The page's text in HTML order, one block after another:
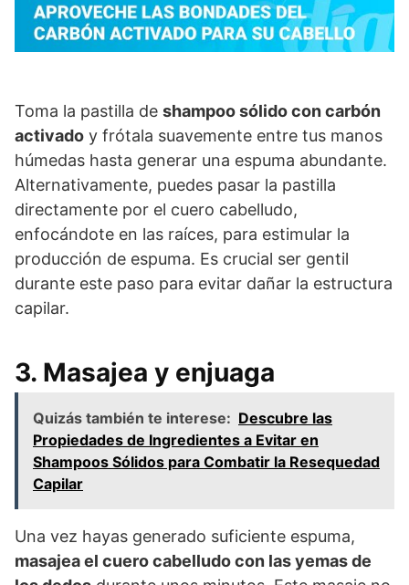
Toma la pastilla de shampoo sólido con carbón
activado y frótala suavemente entre tus manos
húmedas hasta generar una espuma abundante.
Alternativamente, puedes pasar la pastilla
directamente por el cuero cabelludo,
enfocándote en las raíces, para estimular la
producción de espuma. Es crucial ser gentil
durante este paso para evitar dañar la estructura
capilar.
3. Masajea y enjuaga
Quizás también te interese: Descubre las
Propiedades de Ingredientes a Evitar en
Shampoos Sólidos para Combatir la Resequedad
Capilar
Una vez hayas generado suficiente espuma,
masajea el cuero cabelludo con las yemas de